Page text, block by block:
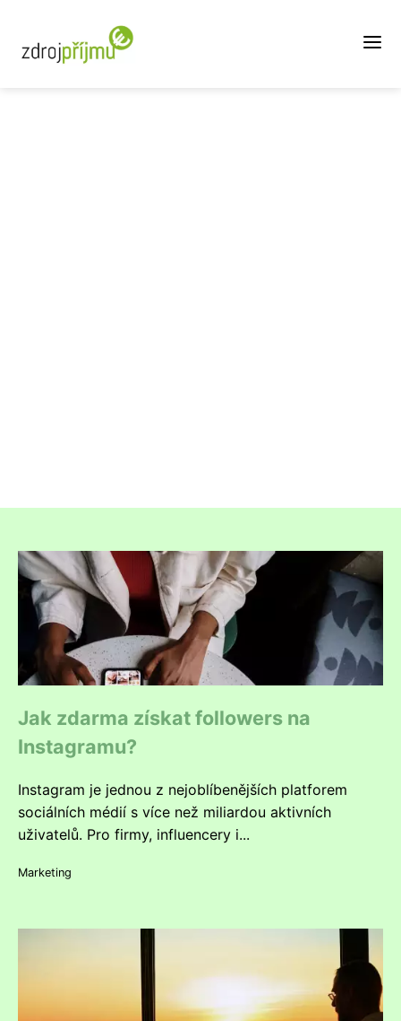
Jak zdarma získat followers na
Instagramu?
Instagram je jednou z nejoblíbenějších platforem
sociálních médií s více než miliardou aktivních
uživatelů. Pro firmy, influencery i...
Marketing